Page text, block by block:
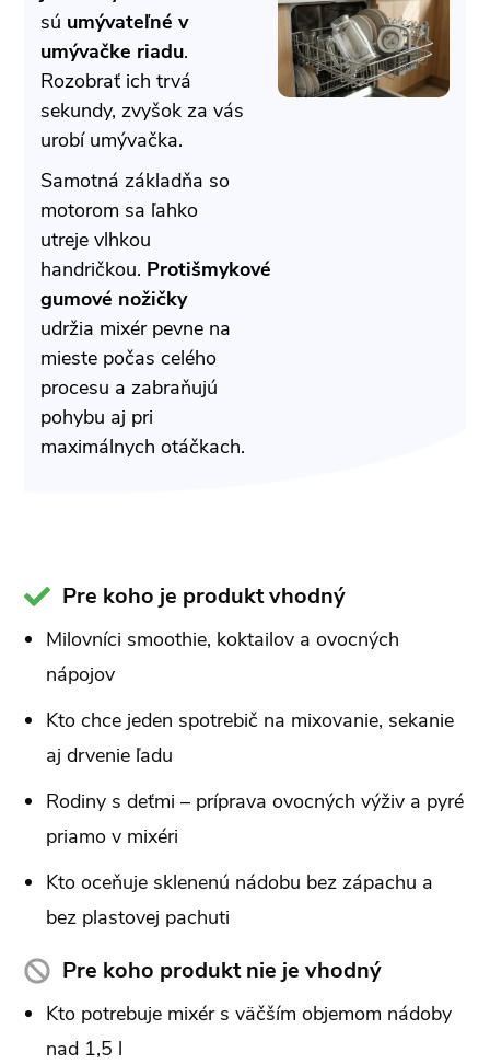
sú umývateľné v
umývačke riadu.
Rozobrať ich trvá
sekundy, zvyšok za vás
urobí umývačka.
Samotná základňa so
motorom sa ľahko
utreje vlhkou
handričkou. Protišmykové
gumové nožičky
udržia mixér pevne na
mieste počas celého
procesu a zabraňujú
pohybu aj pri
maximálnych otáčkach.
Pre koho je produkt vhodný
Milovníci smoothie, koktailov a ovocných
nápojov
Kto chce jeden spotrebič na mixovanie, sekanie
aj drvenie ľadu
Rodiny s deťmi – príprava ovocných výživ a pyré
priamo v mixéri
Kto oceňuje sklenenú nádobu bez zápachu a
bez plastovej pachuti
Pre koho produkt nie je vhodný
Kto potrebuje mixér s väčším objemom nádoby
nad 1,5 l